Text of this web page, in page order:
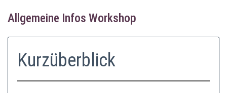
Allgemeine Infos Workshop
Kurzüberblick